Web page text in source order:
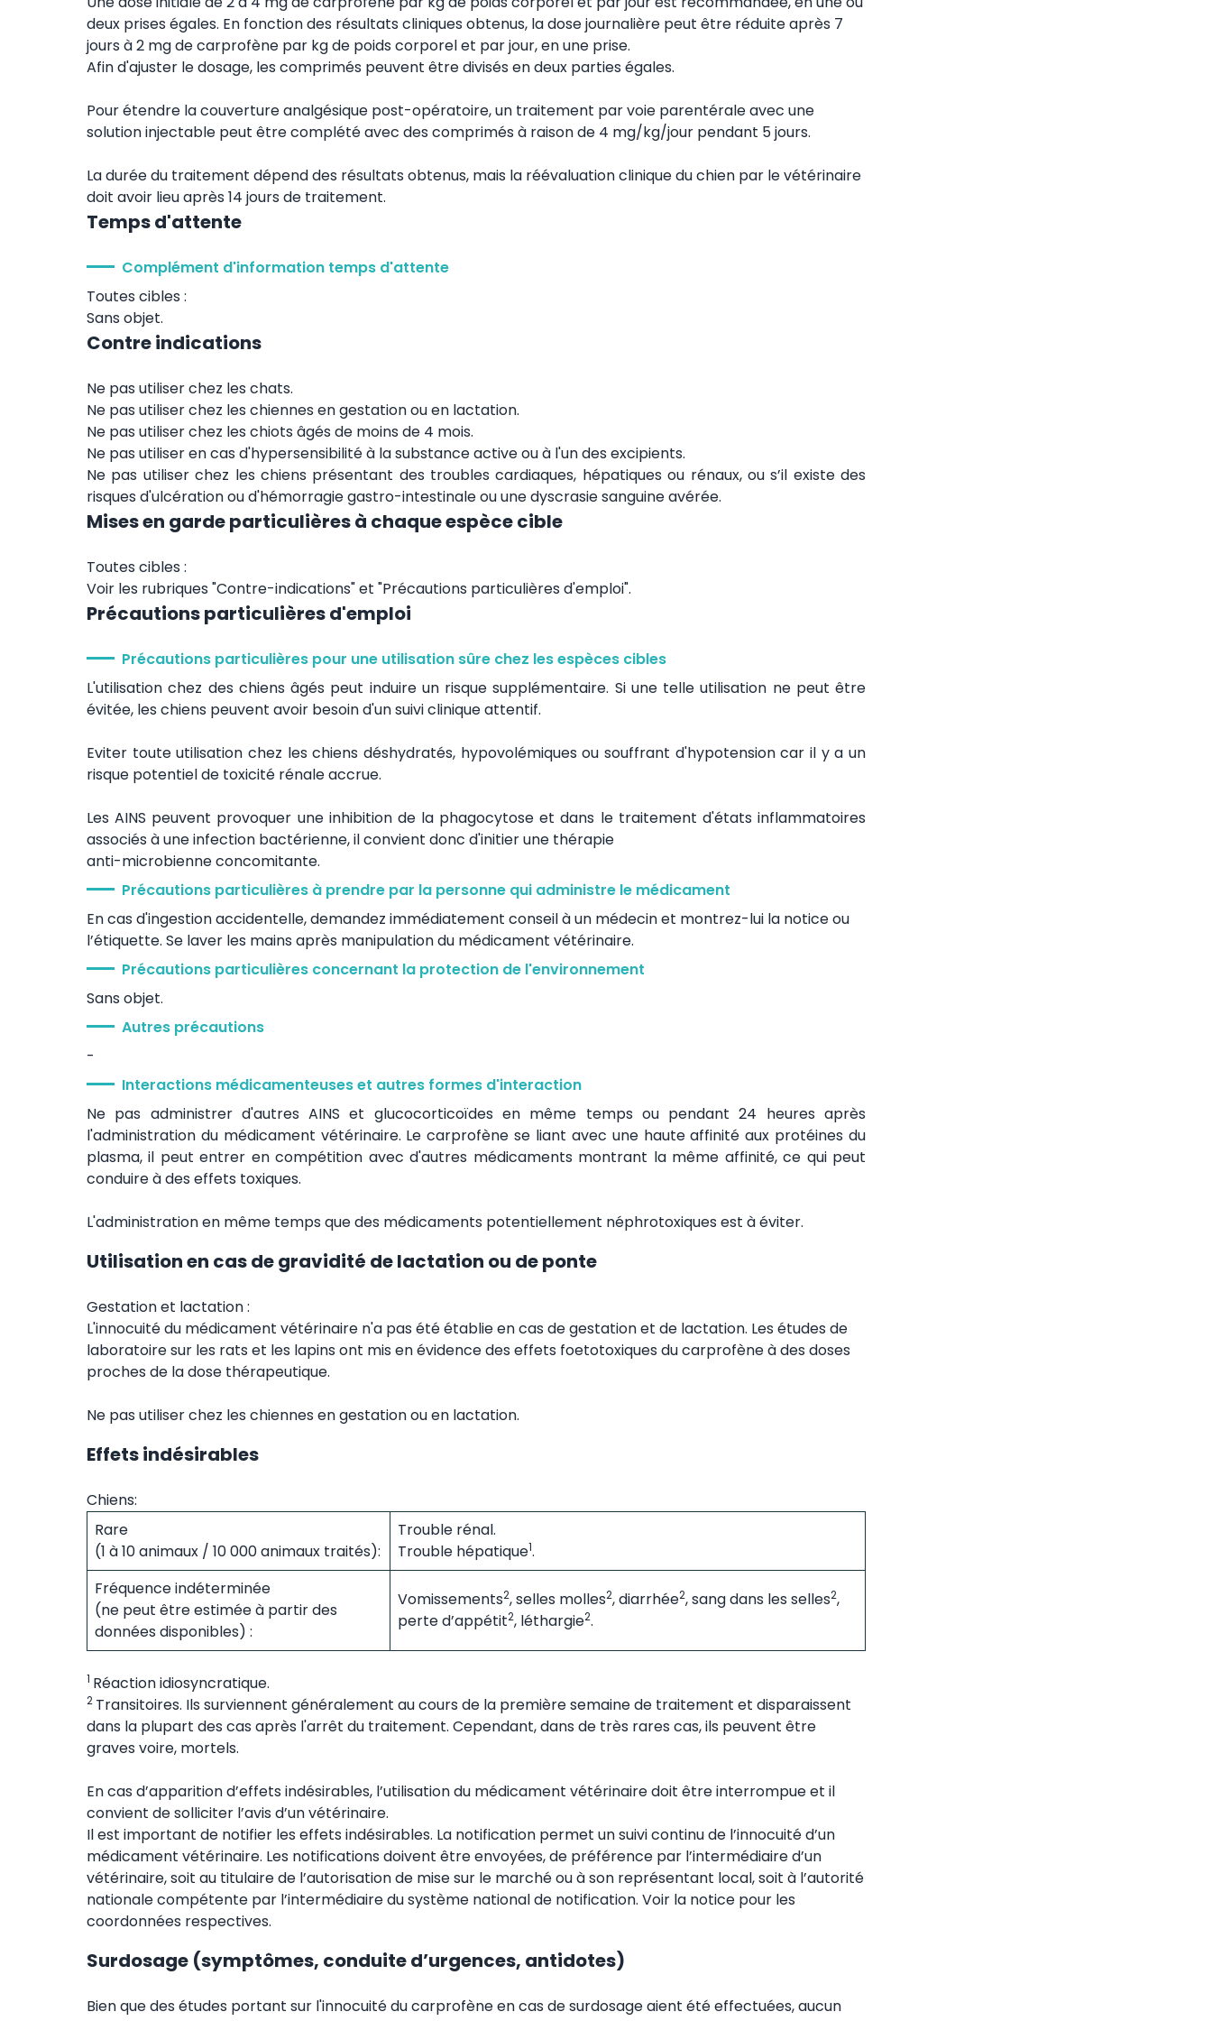
deux prises égales. En fonction des résultats cliniques obtenus, la dose journalière peut être réduite après 7
jours à 2 mg de carprofène par kg de poids corporel et par jour, en une prise.
Afin d'ajuster le dosage, les comprimés peuvent être divisés en deux parties égales.
Pour étendre la couverture analgésique post-opératoire, un traitement par voie parentérale avec une
solution injectable peut être complété avec des comprimés à raison de 4 mg/kg/jour pendant 5 jours.
La durée du traitement dépend des résultats obtenus, mais la réévaluation clinique du chien par le vétérinaire
doit avoir lieu après 14 jours de traitement.
Temps d'attente
Complément d'information temps d'attente
Toutes cibles :
Sans objet.
Contre indications
Ne pas utiliser chez les chats.
Ne pas utiliser chez les chiennes en gestation ou en lactation.
Ne pas utiliser chez les chiots âgés de moins de 4 mois.
Ne pas utiliser en cas d'hypersensibilité à la substance active ou à l'un des excipients.
Ne pas utiliser chez les chiens présentant des troubles cardiaques, hépatiques ou rénaux, ou s’il existe des
risques d'ulcération ou d'hémorragie gastro-intestinale ou une dyscrasie sanguine avérée.
Mises en garde particulières à chaque espèce cible
Toutes cibles :
Voir les rubriques "Contre-indications" et "Précautions particulières d'emploi".
Précautions particulières d'emploi
Précautions particulières pour une utilisation sûre chez les espèces cibles
L'utilisation chez des chiens âgés peut induire un risque supplémentaire. Si une telle utilisation ne peut être
évitée, les chiens peuvent avoir besoin d'un suivi clinique attentif.
Eviter toute utilisation chez les chiens déshydratés, hypovolémiques ou souffrant d'hypotension car il y a un
risque potentiel de toxicité rénale accrue.
Les AINS peuvent provoquer une inhibition de la phagocytose et dans le traitement d'états inflammatoires
associés à une infection bactérienne, il convient donc d'initier une thérapie
anti-microbienne concomitante.
Précautions particulières à prendre par la personne qui administre le médicament
En cas d'ingestion accidentelle, demandez immédiatement conseil à un médecin et montrez-lui la notice ou
l’étiquette. Se laver les mains après manipulation du médicament vétérinaire.
Précautions particulières concernant la protection de l'environnement
Sans objet.
Autres précautions
-
Interactions médicamenteuses et autres formes d'interaction
Ne pas administrer d'autres AINS et glucocorticoïdes en même temps ou pendant 24 heures après
l'administration du médicament vétérinaire. Le carprofène se liant avec une haute affinité aux protéines du
plasma, il peut entrer en compétition avec d'autres médicaments montrant la même affinité, ce qui peut
conduire à des effets toxiques.
L'administration en même temps que des médicaments potentiellement néphrotoxiques est à éviter.
Utilisation en cas de gravidité de lactation ou de ponte
Gestation et lactation :
L'innocuité du médicament vétérinaire n'a pas été établie en cas de gestation et de lactation. Les études de
laboratoire sur les rats et les lapins ont mis en évidence des effets foetotoxiques du carprofène à des doses
proches de la dose thérapeutique.
Ne pas utiliser chez les chiennes en gestation ou en lactation.
Effets indésirables
Chiens:
Rare
(1 à 10 animaux / 10 000 animaux traités):
Trouble rénal.
Trouble hépatique1.
Fréquence indéterminée
(ne peut être estimée à partir des
données disponibles) :
Vomissements2, selles molles2, diarrhée2, sang dans les selles2,
perte d’appétit2, léthargie2.
1 Réaction idiosyncratique.
2 Transitoires. Ils surviennent généralement au cours de la première semaine de traitement et disparaissent
dans la plupart des cas après l'arrêt du traitement. Cependant, dans de très rares cas, ils peuvent être
graves voire, mortels.
En cas d’apparition d’effets indésirables, l’utilisation du médicament vétérinaire doit être interrompue et il
convient de solliciter l’avis d’un vétérinaire.
Il est important de notifier les effets indésirables. La notification permet un suivi continu de l’innocuité d’un
médicament vétérinaire. Les notifications doivent être envoyées, de préférence par l’intermédiaire d’un
vétérinaire, soit au titulaire de l’autorisation de mise sur le marché ou à son représentant local, soit à l’autorité
nationale compétente par l’intermédiaire du système national de notification. Voir la notice pour les
coordonnées respectives.
Surdosage (symptômes, conduite d’urgences, antidotes)
Bien que des études portant sur l'innocuité du carprofène en cas de surdosage aient été effectuées, aucun